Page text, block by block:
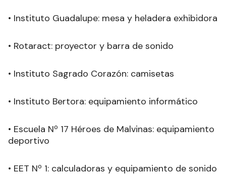
• Instituto Guadalupe: mesa y heladera exhibidora
• Rotaract: proyector y barra de sonido
• Instituto Sagrado Corazón: camisetas
• Instituto Bertora: equipamiento informático
• Escuela Nº 17 Héroes de Malvinas: equipamiento
deportivo
• EET Nº 1: calculadoras y equipamiento de sonido